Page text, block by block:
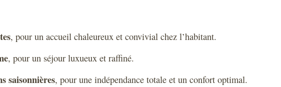
, pour un accueil chaleureux et convivial chez l’habitant.
, pour un séjour luxueux et raffiné.
saisonnières, pour une indépendance totale et un confort optimal.